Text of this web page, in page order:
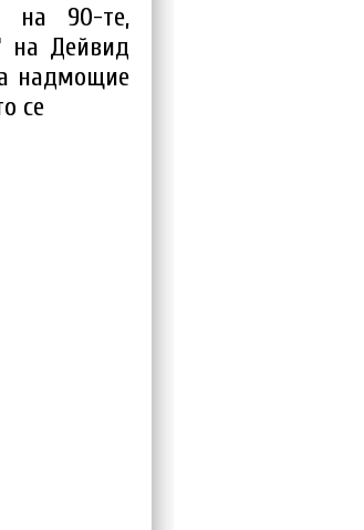
на 90-те,
на Дейвид
надмощие
се